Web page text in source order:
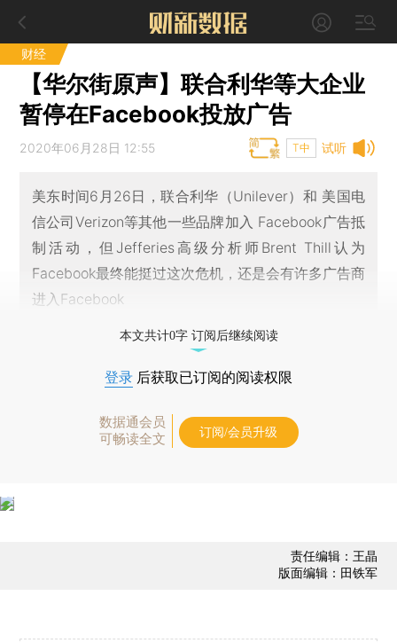
财经
【华尔街原声】联合利华等大企业
暂停在Facebook投放广告
试听
2020年06月28日 12:55 T中
美东时间6月26日，联合利华（Unilever）和 美国电
信公司Verizon等其他一些品牌加入 Facebook广告抵
制活动，但Jefferies高级分析师Brent Thill认为
Facebook最终能挺过这次危机，还是会有许多广告商
进入Facebook
本文共计0字 订阅后继续阅读
登录 后获取已订阅的阅读权限
数据通会员
可畅读全文
订阅/会员升级
责任编辑：王晶
版面编辑：田铁军